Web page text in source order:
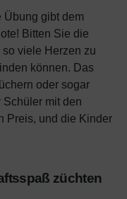
Übung gibt dem
Bitten Sie die
viele Herzen zu
können. Das
oder sogar
mit den
Preis, und die Kinder
züchten